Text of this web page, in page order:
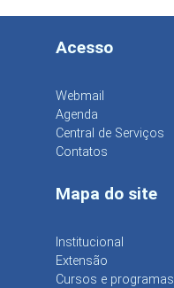
Acesso
Webmail
Agenda
Central de Serviços
Contatos
Mapa do site
Institucional
Extensão
Cursos e programas